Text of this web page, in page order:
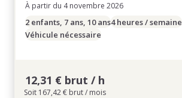
À partir du 4 novembre 2026
2 enfants, 7 ans, 10 ans4 heures / semaine
Véhicule nécessaire
12,31 € brut / h
Soit 167,42 € brut / mois